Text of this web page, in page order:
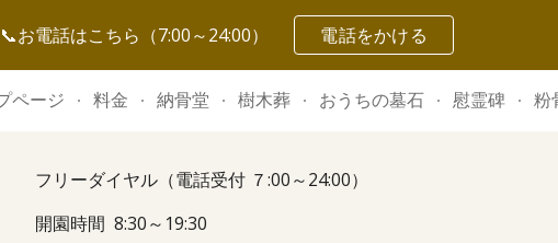
to main content Skip to navigation
📞お電話はこちら（7:00～24:00） 電話をかける
ページ 料金 納骨堂 樹木葬 おうちの墓石 慰霊碑 粉
フリーダイヤル（電話受付 ７:00～24:00）
開園時間 8:30～19:30